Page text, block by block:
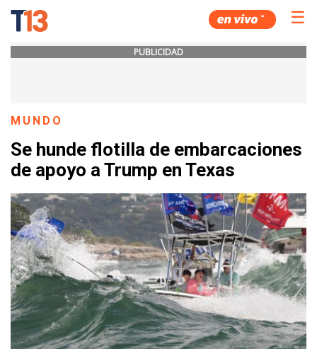
☰
PUBLICIDAD
MUNDO
Se hunde flotilla de embarcaciones
de apoyo a Trump en Texas